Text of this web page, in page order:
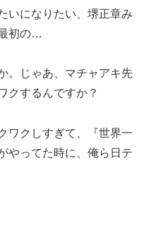
いになりたい、堺正章み
初の…
。じゃあ、マチャアキ先
クするんですか？
ワクしすぎて、『世界一
やってた時に、俺ら日テ